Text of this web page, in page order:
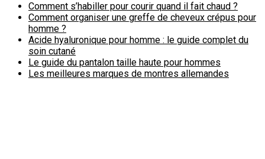
Comment s’habiller pour courir quand il fait chaud ?
Comment organiser une greffe de cheveux crépus pour
homme ?
Acide hyaluronique pour homme : le guide complet du
soin cutané
Le guide du pantalon taille haute pour hommes
Les meilleures marques de montres allemandes